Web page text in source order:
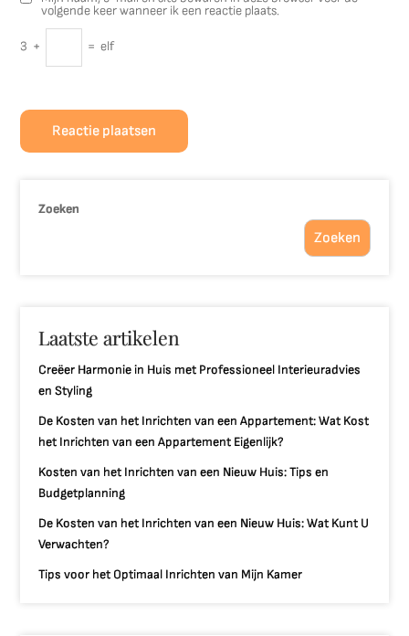
volgende keer wanneer ik een reactie plaats.
3 + = elf
Zoeken
Zoeken
Laatste artikelen
Creëer Harmonie in Huis met Professioneel Interieuradvies
en Styling
De Kosten van het Inrichten van een Appartement: Wat Kost
het Inrichten van een Appartement Eigenlijk?
Kosten van het Inrichten van een Nieuw Huis: Tips en
Budgetplanning
De Kosten van het Inrichten van een Nieuw Huis: Wat Kunt U
Verwachten?
Tips voor het Optimaal Inrichten van Mijn Kamer